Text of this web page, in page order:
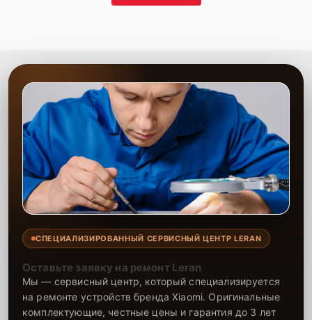
СПЕЦИАЛИЗИРОВАННЫЙ СЕРВИСНЫЙ ЦЕНТР LERAN
Оставьте заявку на ремонт Leran
Мы — сервисный центр, который специализируется
на ремонте устройств бренда Xiaomi. Оригинальные
комплектующие, честные цены и гарантия до 3 лет